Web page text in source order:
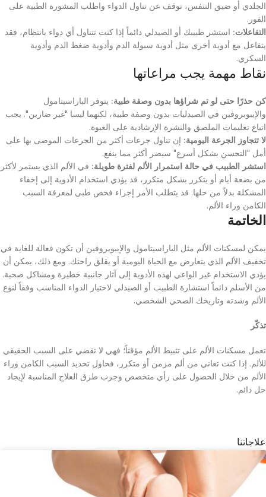
الجلدي أو ضيق التنفس، توقف عن تناول الدواء واطلب المشورة الطبية على
الفور.
التفاعلات: استشر طبيبك أو الصيدلي دائماً إذا كنت تتناول أي دواء بانتظام، فقد
يتفاعل مع أدوية أخرى مثل أدوية سيولة الدم وأدوية ضغط الدم وأدوية
السكري.
نقاط مهمة يجب مراعاتها
كن حذرًا حتى لو تم شراؤها بدون وصفة طبية: يتوفر الباراسيتامول
والإيبوبروفين في الصيدليات بدون وصفة طبية، لكنهما ليسا "غير ضارين". يجب
اتباع تعليمات الملصق والنشرة الإرشادية على العبوة.
لا تتجاوز الجرعة اليومية: إن تناول جرعات أكثر من الجرعات الموصى بها على
أمل "التحسن بشكل أسرع" سيضر أكثر مما ينفع.
استشر الطبيب في حالة استمرار الألم لفترة طويلة: في الألم الذي يستمر لأكثر
من بضعة أيام أو يتكرر بشكل متكرر، قد يؤدي استخدام الأدوية إلى إخفاء
المشكلة بدلاً من حلها. قد يتطلب الأمر إجراء فحص طبي لمعرفة السبب
الكامن وراء الألم.
الخاتمة
يمكن لمسكنات الألم مثل الباراسيتامول والإيبوبروفين أن تكون فعالة للغاية في
تخفيف الألم الذي يتعارض مع الحياة اليومية أو يقلق راحتك. ومع ذلك، يمكن أن
يؤدي الاستخدام غير الواعي لهذه الأدوية إلى آثار جانبية خطيرة ومشاكل صحية.
من الأسلم دائماً استشارة الطبيب أو الصيدلي لاختيار الدواء المناسب وفقاً لنوع
الألم وشدته وتاريخك الصحي الشخصي.
تذكّر
تعمل مسكنات الألم على تثبيط الألم مؤقتاً؛ فهي لا تقضي على السبب الحقيقي
للألم. إذا كنت تعاني من ألم مزمن أو متكرر، فحاول تحديد السبب الكامن وراء
الألم من خلال الحصول على رأي متخصص وجرب طرق العلاج المناسبة لإيجاد
حل دائم.
علاجاتنا